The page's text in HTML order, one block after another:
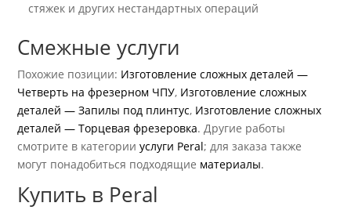
стяжек и других нестандартных операций
Смежные услуги
Похожие позиции: Изготовление сложных деталей —
Четверть на фрезерном ЧПУ, Изготовление сложных
деталей — Запилы под плинтус, Изготовление сложных
деталей — Торцевая фрезеровка. Другие работы
смотрите в категорииуслуги Peral; для заказа также
могут понадобиться подходящие материалы.
Купить в Peral